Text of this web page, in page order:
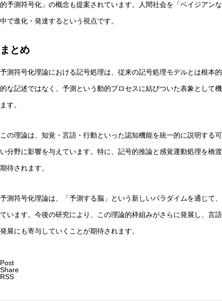
的予測符号化」の概念も提案されています。人間社会を「ベイジアン
中で進化・発達するという視点です。
まとめ
予測符号化理論における記号処理は、従来の記号処理モデルとは根本
的な記述ではなく、予測という動的プロセスに結びついた表象として
ます。
この理論は、知覚・言語・行動といった認知機能を統一的に説明する
い分野に影響を与えています。特に、記号的推論と感覚運動処理を橋
期待されます。
予測符号化理論は、「予測する脳」という新しいパラダイムを通じて
ています。今後の研究により、この理論的枠組みがさらに発展し、言
発展にも寄与していくことが期待されます。
Post
Share
RSS